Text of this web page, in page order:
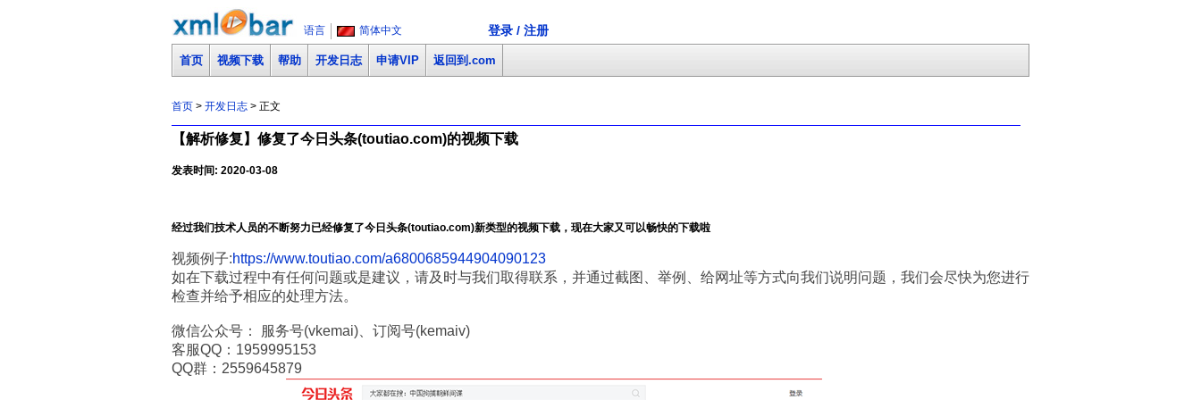
语言 简体中文 登录 / 注册
首页 视频下载 帮助 开发日志 申请VIP 返回到.com
首页 > 开发日志 > 正文
【解析修复】修复了今日头条(toutiao.com)的视频下载
发表时间: 2020-03-08
经过我们技术人员的不断努力已经修复了今日头条(toutiao.com)新类型的视频下载，现在大家又可以畅快的下载啦
视频例子:https://www.toutiao.com/a6800685944904090123
如在下载过程中有任何问题或是建议，请及时与我们取得联系，并通过截图、举例、给网址等方式向我们说明问题，我们会尽快为您进行
检查并给予相应的处理方法。
微信公众号： 服务号(vkemai)、订阅号(kemaiv)
客服QQ：1959995153
QQ群：2559645879